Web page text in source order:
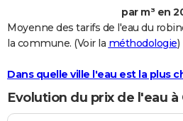
FORUM
par m³ en
Moyenne des tarifs de l'eau du
la commune. (Voir la méthodologie)
Dans quelle ville l'eau est la plus
Evolution du prix de l'eau à